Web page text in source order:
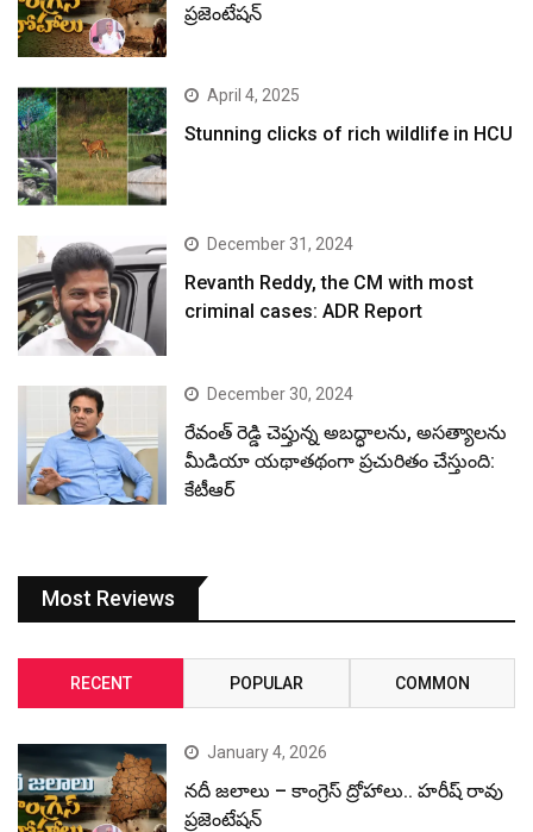
ప్రజెంటేషన్
April 4, 2025
Stunning clicks of rich wildlife in HCU
December 31, 2024
Revanth Reddy, the CM with most
criminal cases: ADR Report
December 30, 2024
రేవంత్ రెడ్డి చెప్తున్న అబద్ధాలను, అసత్యాలను
మీడియా యథాతథంగా ప్రచురితం చేస్తుంది:
కేటీఆర్
Most Reviews
RECENT POPULAR COMMON
January 4, 2026
నదీ జలాలు – కాంగ్రెస్ ద్రోహాలు.. హరీష్ రావు
ప్రజెంటేషన్